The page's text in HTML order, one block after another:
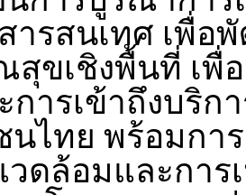
ารสนเทศ เพื่อ
สุขเชิงพื้นที่ เ
การเข้าถึงบริก
นไทย พร้อมกา
วดล้อมและกา